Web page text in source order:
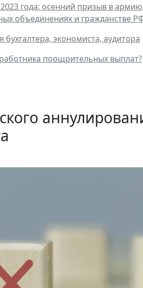
2023 года: осенний призыв в
объединениях и гражданстве
экономиста, аудитора
поощрительных выплат?